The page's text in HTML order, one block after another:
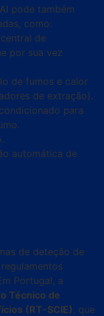
pode também
como:
de
por sua vez
de fumos e calor
de extração).
para
automática de
de deteção de
Portugal, a
Técnico de
(RT-SCIE) , que